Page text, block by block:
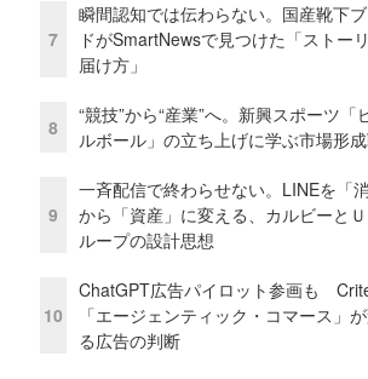
7
瞬間認知では伝わらない。国産靴下
ドがSmartNewsで見つけた「ストー
届け方」
8
“競技”から“産業”へ。新興スポーツ「
ルボール」の立ち上げに学ぶ市場形
9
一斉配信で終わらせない。LINEを「消
から「資産」に変える、カルビーと
ループの設計思想
10
ChatGPT広告パイロット参画も
「エージェンティック・コマース」が
る広告の判断